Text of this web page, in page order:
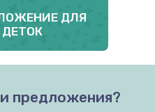
ДЛЯ
предложения?